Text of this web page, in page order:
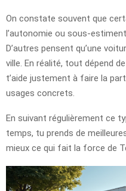
On constate souvent que
l’autonomie ou sous-
D’autres pensent qu’une
ville. En réalité, tout dépend
t’aide justement à faire la
usages concrets.
En suivant régulièrement ce
temps, tu prends de
mieux ce qui fait la force de